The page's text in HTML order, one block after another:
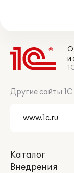
и
Другие сайты 1С
Каталог
Внедрения